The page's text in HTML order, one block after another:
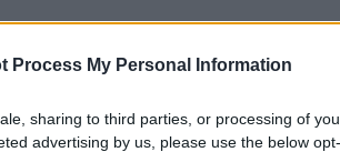
Process My Personal Information
sharing to third parties, or processing of
advertising by us, please use the below